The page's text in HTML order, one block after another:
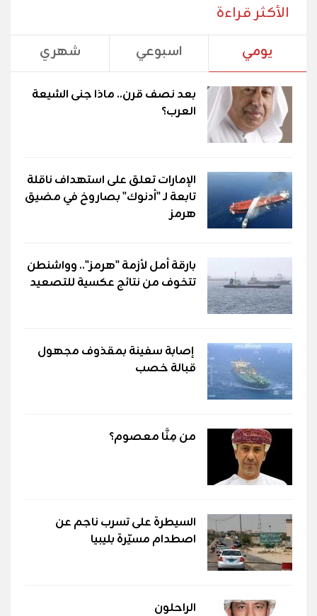
الأكثر قراءة
يومي اسبوعي شهري
بعد نصف قرن.. ماذا جنى الشيعة
العرب؟
الإمارات تعلق على استهداف ناقلة
تابعة لـ "أدنوك" بصاروخ في مضيق
هرمز
بارقة أمل لأزمة "هرمز".. وواشنطن
تتخوف من نتائج عكسية للتصعيد
إصابة سفينة بمقذوف مجهول
قبالة خصب
من مِنَّا معصوم؟
السيطرة على تسرب ناجم عن
اصطدام مسيّرة بليبيا
الراحلون